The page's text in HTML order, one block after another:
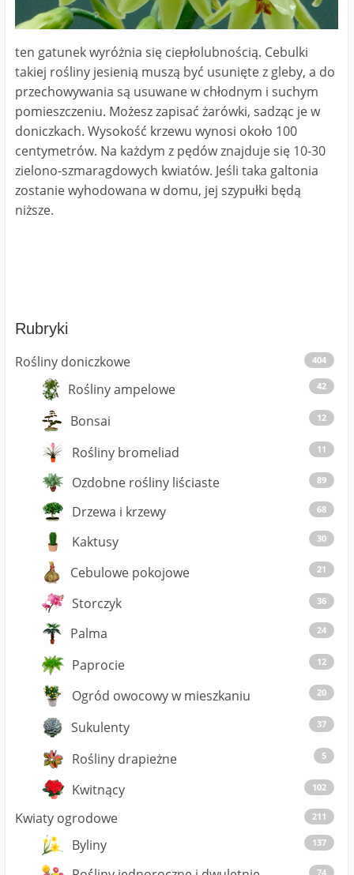
ten gatunek wyróżnia się ciepłolubnością. Cebulki
takiej rośliny jesienią muszą być usunięte z gleby, a do
przechowywania są usuwane w chłodnym i suchym
pomieszczeniu. Możesz zapisać żarówki, sadząc je w
doniczkach. Wysokość krzewu wynosi około 100
centymetrów. Na każdym z pędów znajduje się 10-30
zielono-szmaragdowych kwiatów. Jeśli taka galtonia
zostanie wyhodowana w domu, jej szypułki będą
niższe.
Rubryki
Rośliny doniczkowe
404
Rośliny ampelowe 42
Bonsai 12
Rośliny bromeliad 11
Ozdobne rośliny liściaste 89
Drzewa i krzewy 68
Kaktusy 30
Cebulowe pokojowe 21
Storczyk 36
Palma 24
Paprocie 12
Ogród owocowy w mieszkaniu 20
Sukulenty 37
Rośliny drapieżne 5
Kwitnący 102
Kwiaty ogrodowe 211
Byliny 137
74